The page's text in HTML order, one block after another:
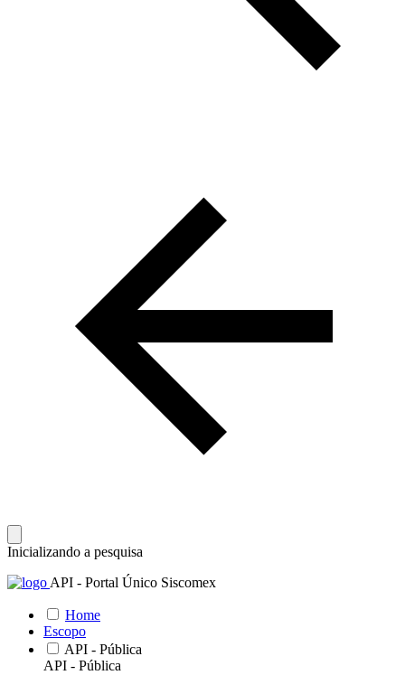
Inicializando a pesquisa
API - Portal Único Siscomex
Home
Escopo
API - Pública
API - Pública